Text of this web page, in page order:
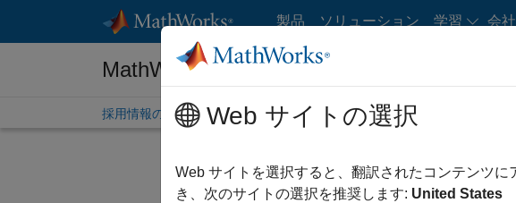
コンテンツへスキップ
製品 ソリューション 学習 会
MathWorks 採用情報
採用情報の概要 求人検索 オフィス所在地 学生・キャリア初期の方
絞り込み条件 IT カス
Web サイトの選択
Web サイトを選択すると、翻訳されたコンテンツ
き、次のサイトの選択を推奨します: United States